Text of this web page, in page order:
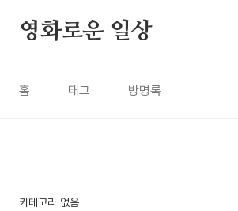
영화로운 일상
홈 태그 방명록
카테고리 없음